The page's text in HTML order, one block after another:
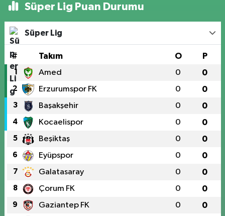
Süper Lig Puan Durumu
Süper Lig
# Takım O P
1 Amed 0 0
2 Erzurumspor FK 0 0
3 Başakşehir 0 0
4 Kocaelispor 0 0
5 Beşiktaş 0 0
6 Eyüpspor 0 0
7 Galatasaray 0 0
8 Çorum FK 0 0
9 Gaziantep FK 0 0